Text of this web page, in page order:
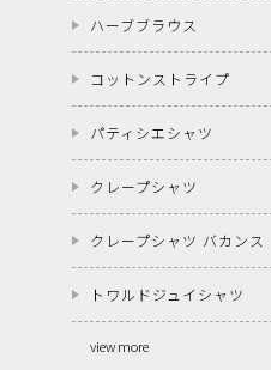
ハーブブラウス
コットンストライプ
パティシエシャツ
クレープシャツ
クレープシャツ バカンス
トワルドジュイシャツ
view more